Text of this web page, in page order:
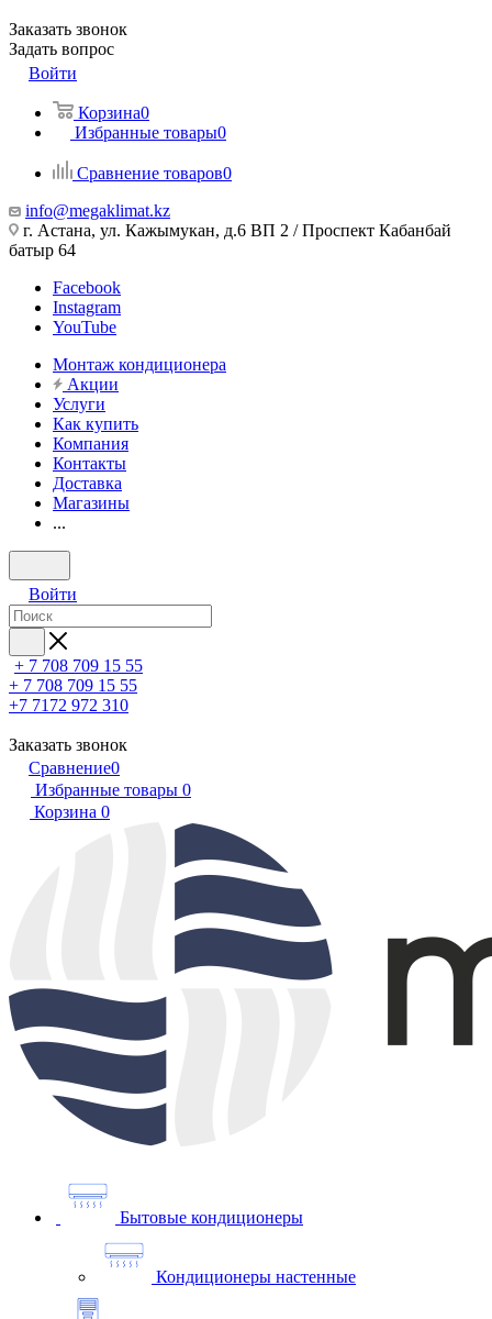
Заказать звонок
Задать вопрос
Войти
Корзина0
Избранные товары0
Сравнение товаров0
info@megaklimat.kz
г. Астана, ул. Кажымукан, д.6 ВП 2 / Проспект Кабанбай
батыр 64
Facebook
Instagram
YouTube
Монтаж кондиционера
Акции
Услуги
Как купить
Компания
Контакты
Доставка
Магазины
...
Войти
+ 7 708 709 15 55
+ 7 708 709 15 55
+7 7172 972 310
Заказать звонок
Сравнение0
Избранные товары 0
Корзина 0
Бытовые кондиционеры
Кондиционеры настенные